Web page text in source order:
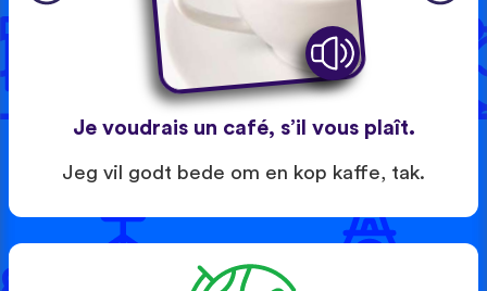
Je voudrais un café, s’il vous plaît.
Jeg vil godt bede om en kop kaffe, tak.